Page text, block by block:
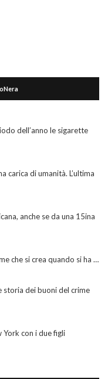
dell’anno le sigarette
carica di umanità. L’ultima
anche se da una 15ina
che si crea quando si ha …
storia dei buoni del crime
York con i due figli